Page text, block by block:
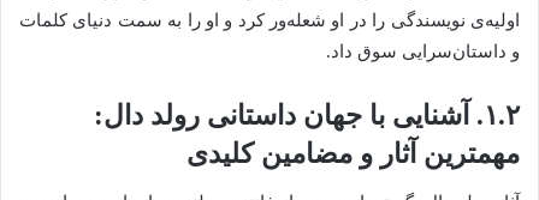
اولیه‌ی نویسندگی را در او شعله‌ور کرد و او را به سمت دنیای کلمات
و داستان‌سرایی سوق داد.
۱.۲. آشنایی با جهان داستانی رولد دال:
مهمترین آثار و مضامین کلیدی